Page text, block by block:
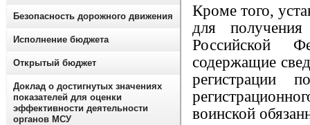
Кроме того,
для получения
Российской
содержащие
регистрации
воинской
Безопасность дорожного движения
Исполнение бюджета
Открытый бюджет
Доклад о достигнутых значениях
показателей для оценки
эффективности деятельности
органов МСУ